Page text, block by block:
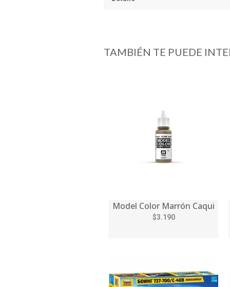
TAMBIÉN TE PUEDE
Model Color Marrón Caqui
$3.190